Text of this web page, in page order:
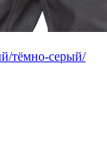
тёмно-серый/